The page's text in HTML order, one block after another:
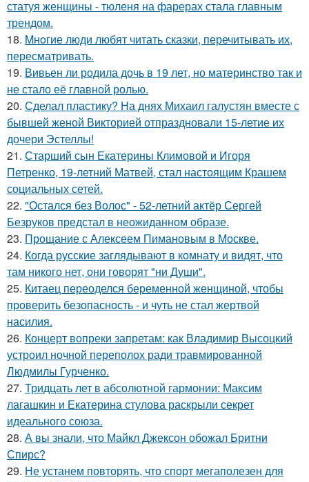
статуя женщины - тюленя на фарерах стала главным
трендом.
18. Mнoгие люди любят читать сказки, перечитывать их,
пересматривать.
19. Вивьен ли родила дочь в 19 лет, но материнство так и
не стало её главной ролью.
20. Сделал пластику? На днях Михаил галустян вместе с
бывшей женой Викторией отпраздновали 15-летие их
дочери Эстеллы!
21. Старший сын Екатерины Климовой и Игоря
Петренко, 19-летний Матвей, стал настоящим Крашем
социальных сетей.
22. "Остался без Волос" - 52-летний актёр Сергей
Безруков предстал в неожиданном образе.
23. Прощание с Алексеем Пимановым в Москве.
24. Когда русские заглядывают в комнату и видят, что
там никого нет, они говорят "ни Души".
25. Китаец переоделся беременной женщиной, чтобы
проверить безопасность - и чуть не стал жертвой
насилия.
26. Концерт вопреки запретам: как Владимир Высоцкий
устроил ночной переполох ради травмированной
Людмилы Гурченко.
27. Тридцать лет в абсолютной гармонии: Максим
лагашкин и Екатерина стулова раскрыли секрет
идеального союза.
28. А вы знали, что Майкл Джексон обожал Бритни
Спирс?
29. Не устанем повторять, что спорт мегаполезен для